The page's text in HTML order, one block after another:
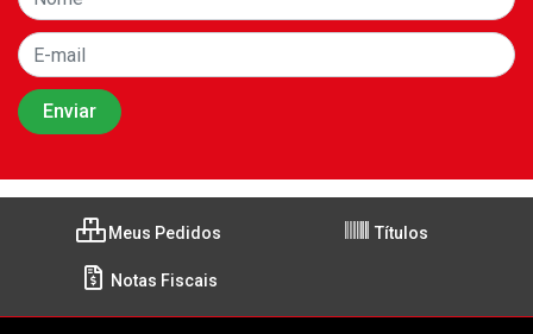
Meus Pedidos Títulos
Notas Fiscais